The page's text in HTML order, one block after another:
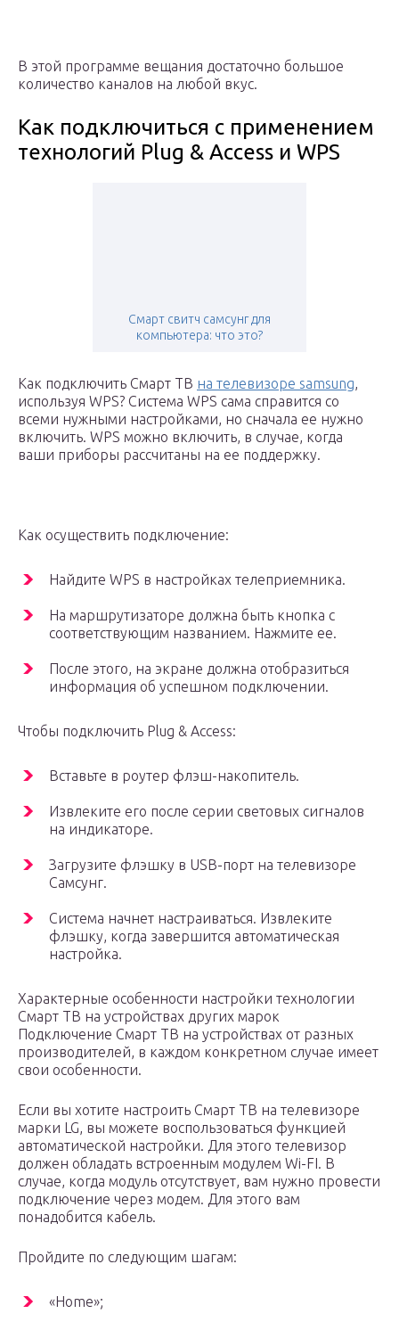
В этой программе вещания достаточно большое
количество каналов на любой вкус.
Как подключиться с применением
технологий Plug & Access и WPS
Смарт свитч самсунг для
компьютера: что это?
Как подключить Смарт ТВ на телевизоре samsung,
используя WPS? Система WPS сама справится со
всеми нужными настройками, но сначала ее нужно
включить. WPS можно включить, в случае, когда
ваши приборы рассчитаны на ее поддержку.
Как осуществить подключение:
Найдите WPS в настройках телеприемника.
На маршрутизаторе должна быть кнопка с
соответствующим названием. Нажмите ее.
После этого, на экране должна отобразиться
информация об успешном подключении.
Чтобы подключить Plug & Access:
Вставьте в роутер флэш-накопитель.
Извлеките его после серии световых сигналов
на индикаторе.
Загрузите флэшку в USB-порт на телевизоре
Самсунг.
Система начнет настраиваться. Извлеките
флэшку, когда завершится автоматическая
настройка.
Характерные особенности настройки технологии
Смарт ТВ на устройствах других марок
Подключение Смарт ТВ на устройствах от разных
производителей, в каждом конкретном случае имеет
свои особенности.
Если вы хотите настроить Смарт ТВ на телевизоре
марки LG, вы можете воспользоваться функцией
автоматической настройки. Для этого телевизор
должен обладать встроенным модулем Wi-FI. В
случае, когда модуль отсутствует, вам нужно провести
подключение через модем. Для этого вам
понадобится кабель.
Пройдите по следующим шагам:
«Home»;